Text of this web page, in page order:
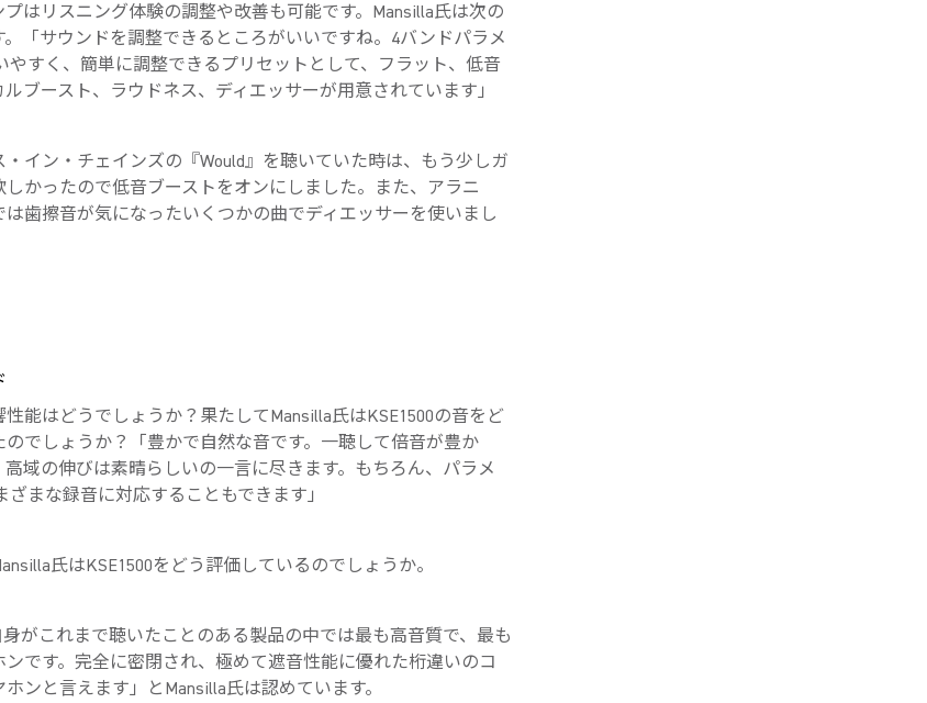
はリスニング体験の調整や改善も可能です。Mansilla氏は次の
。「サウンドを調整できるところがいいですね。4バンドパラメ
やすく、簡単に調整できるプリセットとして、フラット、低音
ブースト、ラウドネス、ディエッサーが用意されています」
・イン・チェインズの『Would』を聴いていた時は、もう少しガ
かったので低音ブーストをオンにしました。また、アラニ
は歯擦音が気になったいくつかの曲でディエッサーを使いまし
能はどうでしょうか？果たしてMansilla氏はKSE1500の音をど
のでしょうか？「豊かで自然な音です。一聴して倍音が豊か
域の伸びは素晴らしいの一言に尽きます。もちろん、パラメ
ざまな録音に対応することもできます」
氏はKSE1500をどう評価しているのでしょうか。
身がこれまで聴いたことのある製品の中では最も高音質で、最も
です。完全に密閉され、極めて遮音性能に優れた桁違いのコ
ンと言えます」とMansilla氏は認めています。